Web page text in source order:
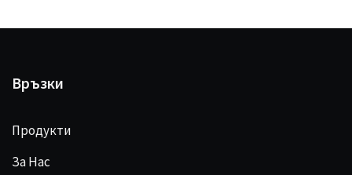
Връзки
Продукти
За Нас